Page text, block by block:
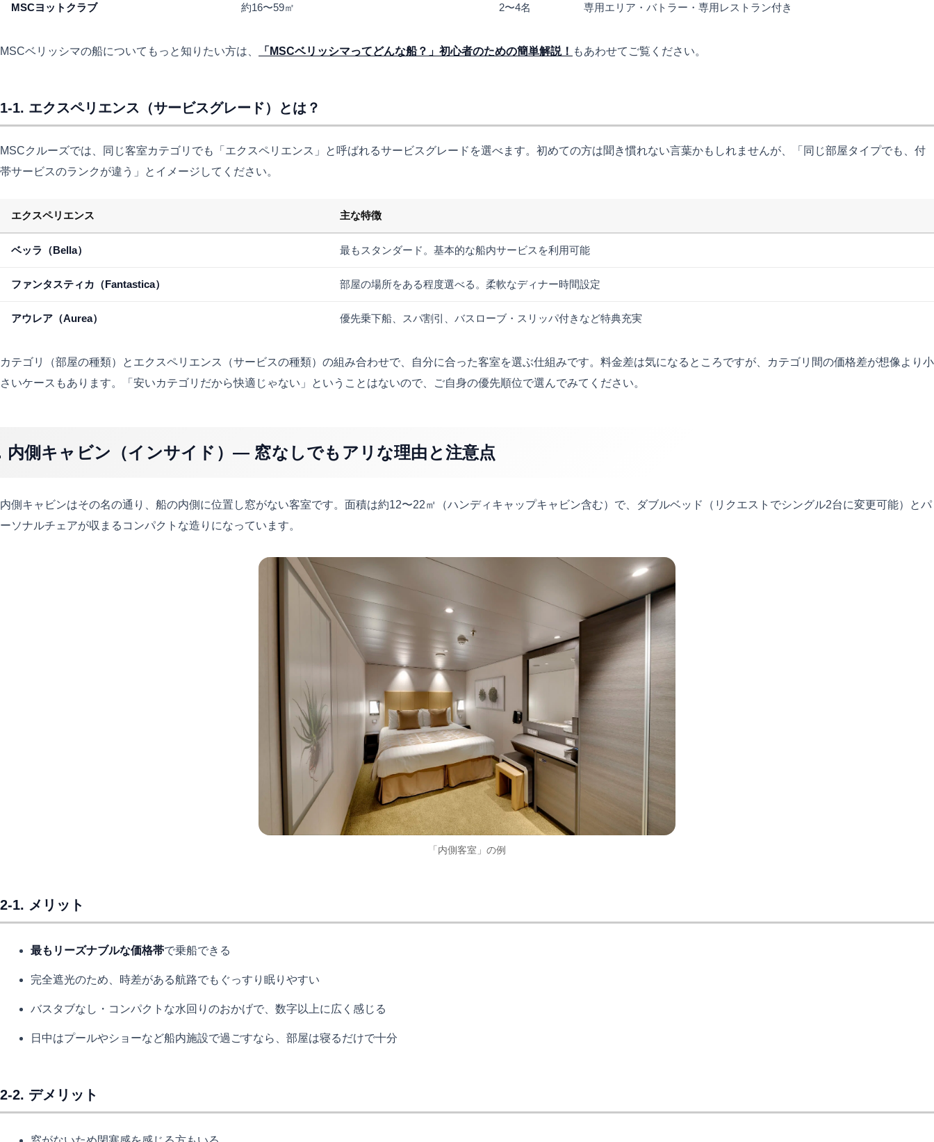
MSCヨットクラブ 約16〜59㎡ 2〜4名 専用エリア・バトラー・専用レストラン付き
MSCベリッシマの船についてもっと知りたい方は、 「MSCベリッシマってどんな船？」初心者のための簡単解説！ もあわせてご覧ください。
1-1. エクスペリエンス（サービスグレード）とは？
MSCクルーズでは、同じ客室カテゴリでも「エクスペリエンス」と呼ばれるサービスグレードを選べます。初めての方は聞き慣れない言葉かもしれませんが、「同じ部屋タイプでも、付
帯サービスのランクが違う」とイメージしてください。
エクスペリエンス 主な特徴
ベッラ（Bella） 最もスタンダード。基本的な船内サービスを利用可能
ファンタスティカ（Fantastica） 部屋の場所をある程度選べる。柔軟なディナー時間設定
アウレア（Aurea） 優先乗下船、スパ割引、バスローブ・スリッパ付きなど特典充実
カテゴリ（部屋の種類）とエクスペリエンス（サービスの種類）の組み合わせで、自分に合った客室を選ぶ仕組みです。料金差は気になるところですが、カテゴリ間の価格差が想像より小
さいケースもあります。「安いカテゴリだから快適じゃない」ということはないので、ご自身の優先順位で選んでみてください。
内側キャビン（インサイド）— 窓なしでもアリな理由と注意点
内側キャビンはその名の通り、船の内側に位置し窓がない客室です。面積は約12〜22㎡（ハンディキャップキャビン含む）で、ダブルベッド（リクエストでシングル2台に変更可能）とパ
ーソナルチェアが収まるコンパクトな造りになっています。
「内側客室」の例
2-1. メリット
最もリーズナブルな価格帯で乗船できる
完全遮光のため、時差がある航路でもぐっすり眠りやすい
バスタブなし・コンパクトな水回りのおかげで、数字以上に広く感じる
日中はプールやショーなど船内施設で過ごすなら、部屋は寝るだけで十分
2-2. デメリット